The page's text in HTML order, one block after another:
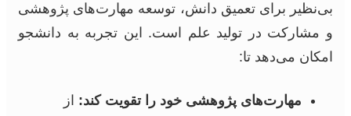
بی‌نظیر برای تعمیق دانش، توسعه مهارت‌های پژوهشی
و مشارکت در تولید علم است. این تجربه به دانشجو
امکان می‌دهد تا:
مهارت‌های پژوهشی خود را تقویت کند: از